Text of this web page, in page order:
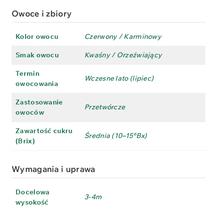
Owoce i zbiory
Kolor owocu Czerwony / Karminowy
Smak owocu Kwaśny / Orzeźwiający
Termin
owocowania
Wczesne lato (lipiec)
Zastosowanie
owoców
Przetwórcze
Zawartość cukru
(Brix)
Średnia (10–15°Bx)
Wymagania i uprawa
Docelowa
wysokość
3-4m